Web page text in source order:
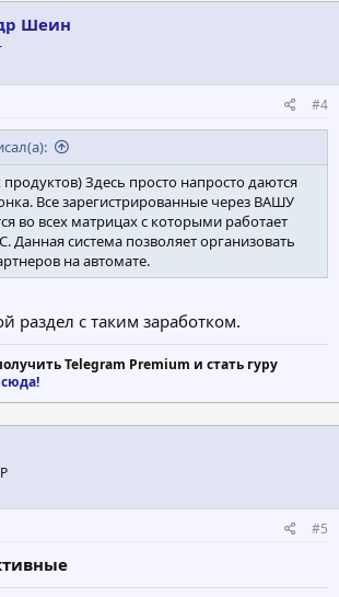
Шеин
#4
Здесь просто напросто даются
Все зарегистрированные через ВАШУ
во всех матрицах с которыми работает
система позволяет организовать
на автомате.
раздел с таким заработком.
Telegram Premium и стать гуру
#5